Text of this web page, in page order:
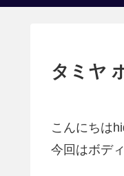
タミヤ
こんにちは
今回はボデ